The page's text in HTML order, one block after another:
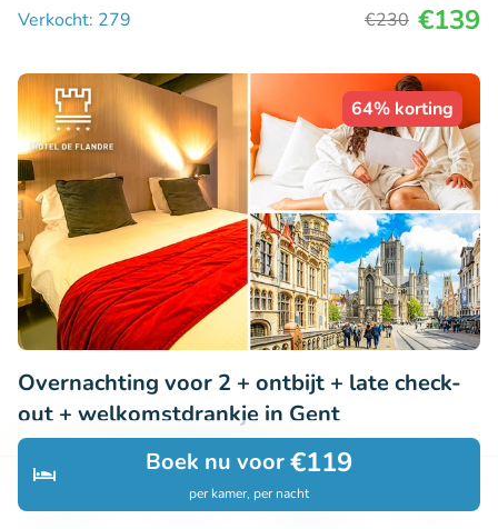
Zoeken Boekingen
Boek nu voor€119
per kamer, per nacht
Verkocht: 279
€230 €139
64% korting
Overnachting voor 2 + ontbijt + late check-
out + welkomstdrankje in Gent
9.4
• 30 beoordelingen